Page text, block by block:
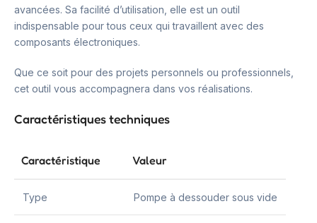
avancées. Sa facilité d’utilisation, elle est un outil
indispensable pour tous ceux qui travaillent avec des
composants électroniques.
Que ce soit pour des projets personnels ou professionnels,
cet outil vous accompagnera dans vos réalisations.
Caractéristiques techniques
Caractéristique Valeur
Type Pompe à dessouder sous vide